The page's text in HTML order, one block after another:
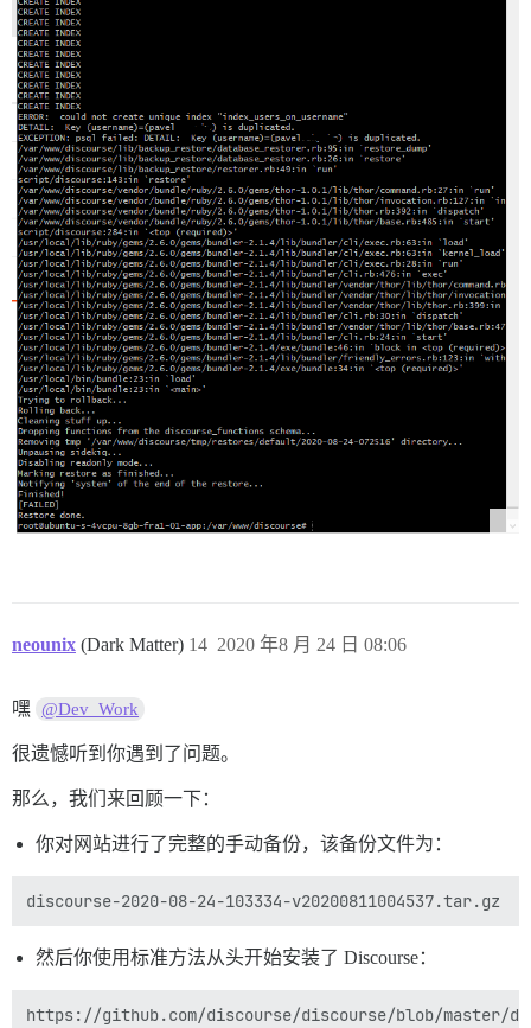
neounix (Dark Matter) 2020 年8 月 24 日 08:06
14
嘿 @Dev_Work
很遗憾听到你遇到了问题。
那么，我们来回顾一下：
你对网站进行了完整的手动备份，该备份文件为：
然后你使用标准方法从头开始安装了 Discourse：